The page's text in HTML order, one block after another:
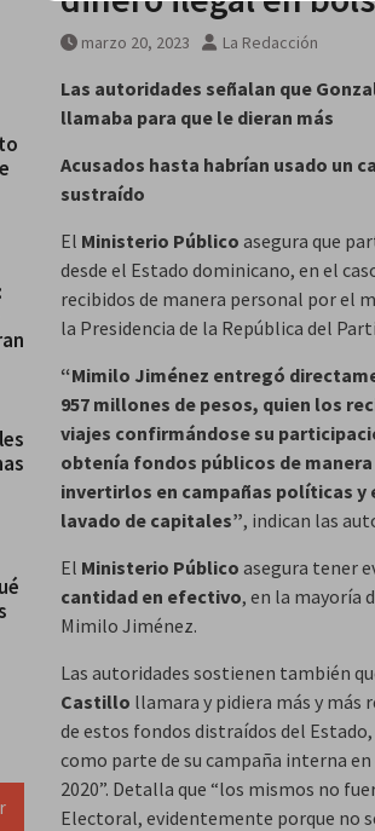
viernes 7 de agosto
marzo 20, 2023 La Redacción
Las autoridades señalan que
llamaba para que le dieran más
Acusados hasta habrían usado un
sustraído
El Ministerio Público asegura que
desde el Estado dominicano, en el
recibidos de manera personal por el
la Presidencia de la República del
“Mimilo Jiménez entregó
957 millones de pesos, quien los
viajes confirmándose su
obtenía fondos públicos de
invertirlos en campañas políticas y
lavado de capitales”, indican las
El Ministerio Público asegura tener
cantidad en efectivo, en la mayoría
Mimilo Jiménez.
Las autoridades sostienen también
Castillo llamara y pidiera más y más
de estos fondos distraídos del
como parte de su campaña interna
2020”. Detalla que “los mismos no
Electoral, evidentemente porque no